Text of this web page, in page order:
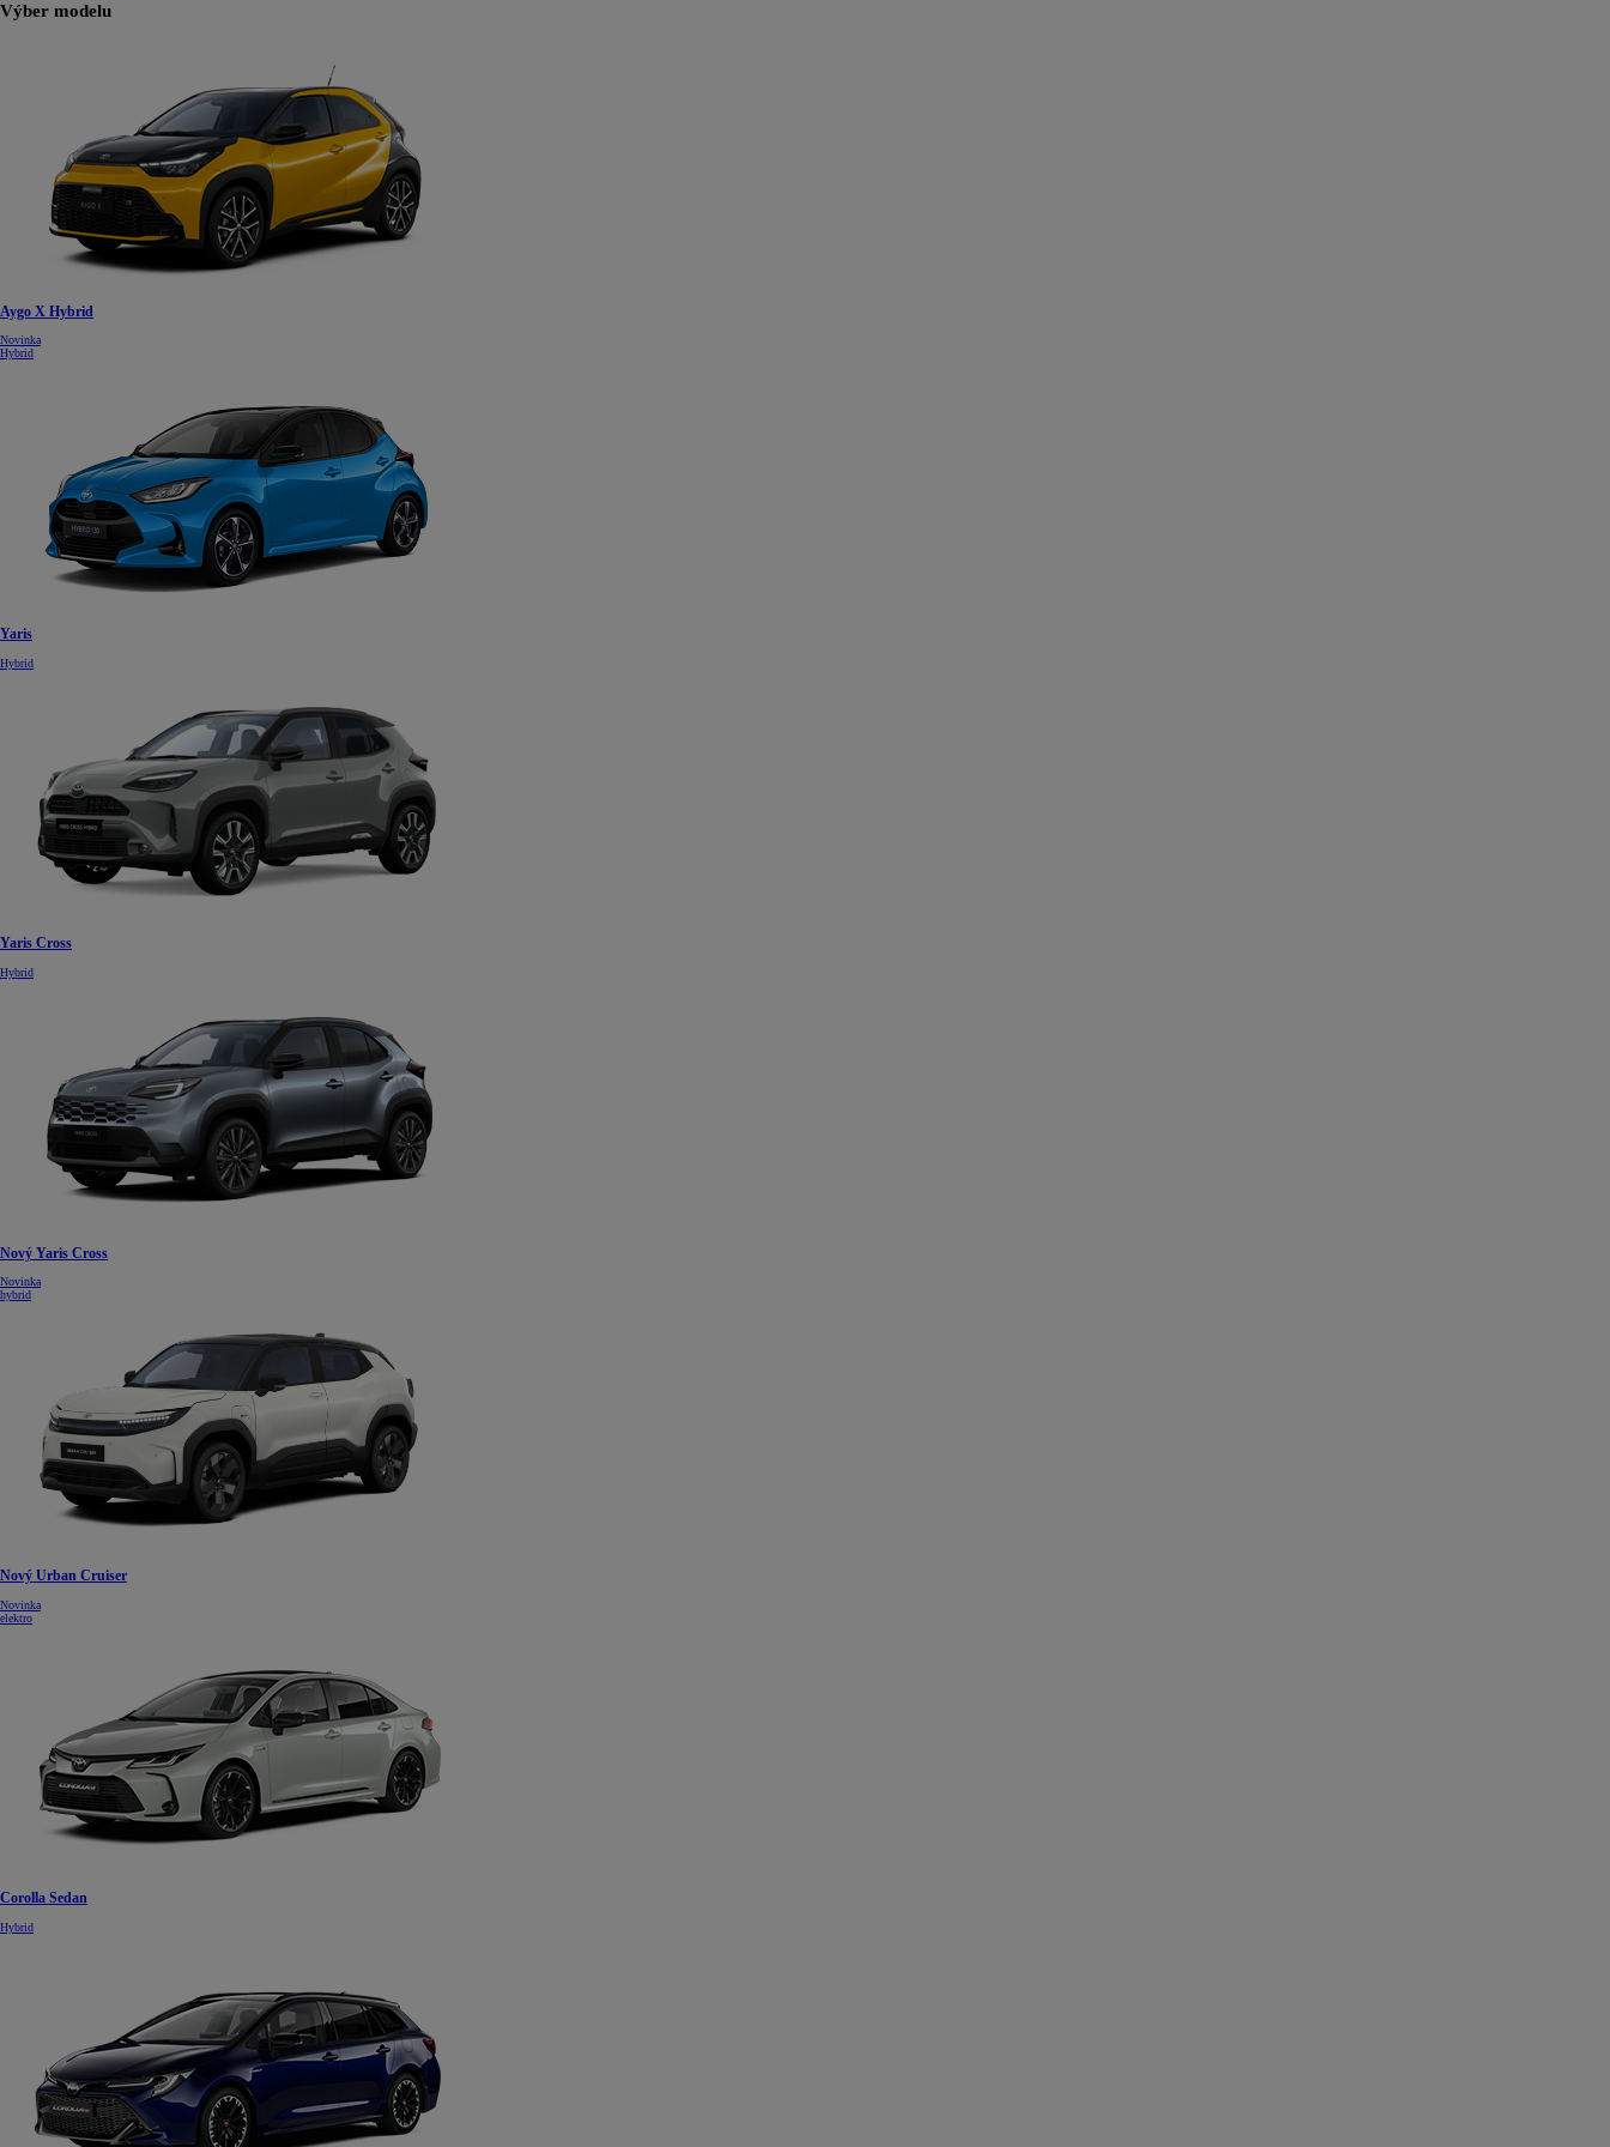
Od22 390 €s DPH
vr. zvýhodnenia1 300 €
Výber modelu
Aygo X Hybrid
Novinka
Hybrid
Yaris
Hybrid
Yaris Cross
Hybrid
Nový Yaris Cross
Novinka
hybrid
Nový Urban Cruiser
Novinka
elektro
Corolla Sedan
Hybrid